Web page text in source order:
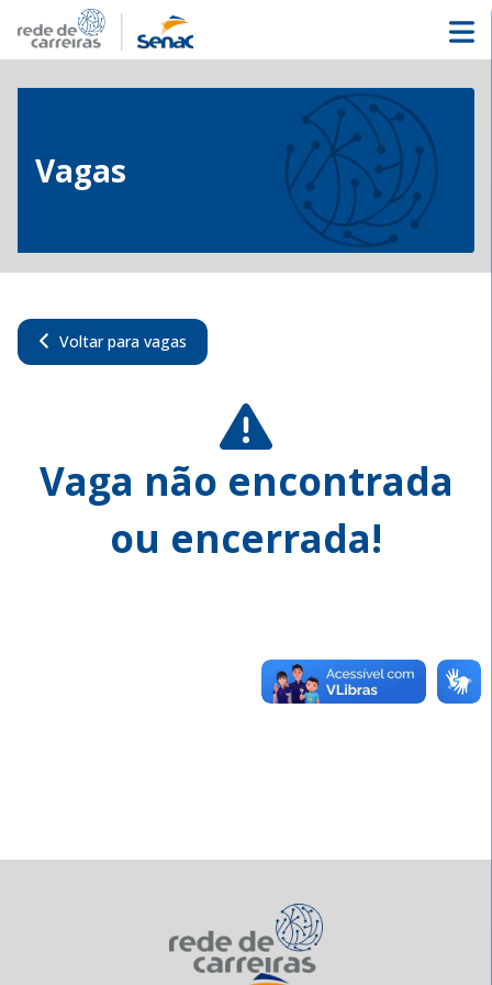
Vagas
Voltar para vagas
Vaga não encontrada
ou encerrada!